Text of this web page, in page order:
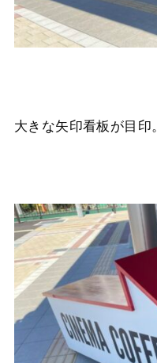
大きな矢印看板が目印。